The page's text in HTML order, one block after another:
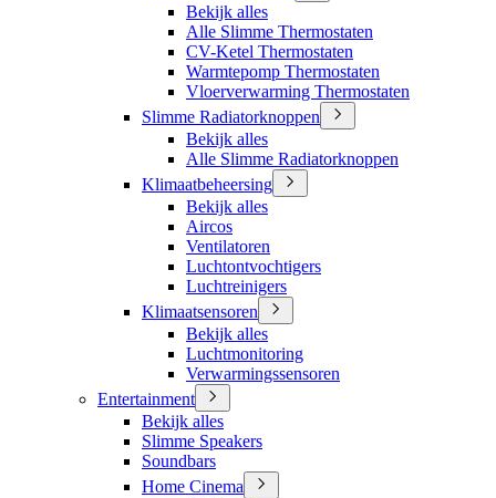
Bekijk alles
Alle Slimme Thermostaten
CV-Ketel Thermostaten
Warmtepomp Thermostaten
Vloerverwarming Thermostaten
Slimme Radiatorknoppen
Bekijk alles
Alle Slimme Radiatorknoppen
Klimaatbeheersing
Bekijk alles
Aircos
Ventilatoren
Luchtontvochtigers
Luchtreinigers
Klimaatsensoren
Bekijk alles
Luchtmonitoring
Verwarmingssensoren
Entertainment
Bekijk alles
Slimme Speakers
Soundbars
Home Cinema